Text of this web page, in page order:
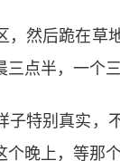
，然后跪在草
点半，一个
子特别真实，
晚上，等那